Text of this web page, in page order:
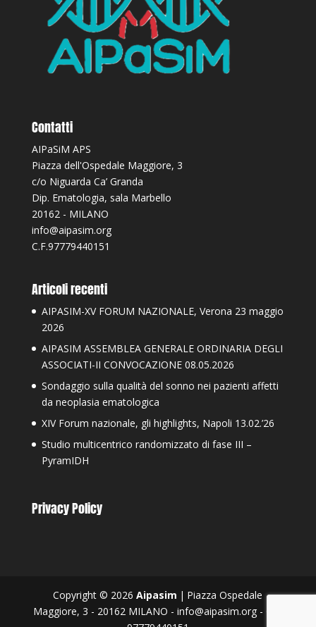
Contatti
AIPaSiM APS
Piazza dell'Ospedale Maggiore, 3
c/o Niguarda Ca’ Granda
Dip. Ematologia, sala Marbello
20162 - MILANO
info@aipasim.org
C.F.97779440151
Articoli recenti
AIPASIM-XV FORUM NAZIONALE, Verona 23 maggio
2026
AIPASIM ASSEMBLEA GENERALE ORDINARIA DEGLI
ASSOCIATI-II CONVOCAZIONE 08.05.2026
Sondaggio sulla qualità del sonno nei pazienti affetti
da neoplasia ematologica
XIV Forum nazionale, gli highlights, Napoli 13.02.’26
Studio multicentrico randomizzato di fase III –
PyramIDH
Privacy Policy
Copyright © 2026Aipasim | Piazza Ospedale
Maggiore, 3 - 20162 MILANO - info@aipasim.org - C.F.